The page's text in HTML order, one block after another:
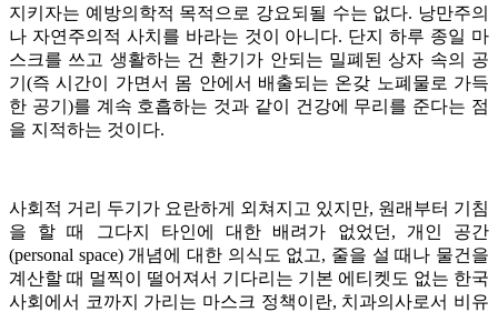
지키자는 예방의학적 목적으로 강요되될 수는 없다. 낭만주의
나 자연주의적 사치를 바라는 것이 아니다. 단지 하루 종일 마
스크를 쓰고 생활하는 건 환기가 안되는 밀폐된 상자 속의 공
기(즉 시간이 가면서 몸 안에서 배출되는 온갖 노폐물로 가득
한 공기)를 계속 호흡하는 것과 같이 건강에 무리를 준다는 점
을 지적하는 것이다.
사회적 거리 두기가 요란하게 외쳐지고 있지만, 원래부터 기침
을 할 때 그다지 타인에 대한 배려가 없었던, 개인 공간
(personal space) 개념에 대한 의식도 없고, 줄을 설 때나 물건을
계산할 때 멀찍이 떨어져서 기다리는 기본 에티켓도 없는 한국
사회에서 코까지 가리는 마스크 정책이란, 치과의사로서 비유